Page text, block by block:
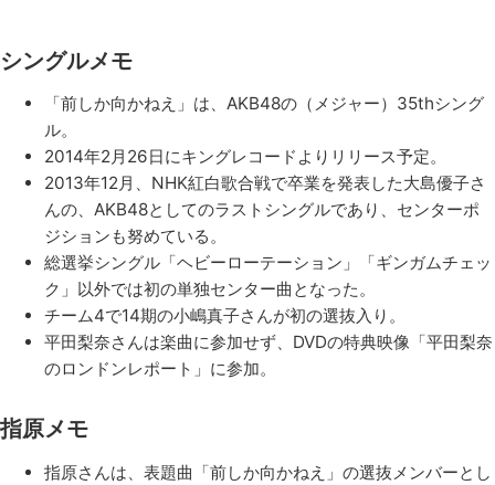
シングルメモ
「前しか向かねえ」は、AKB48の（メジャー）35thシング
ル。
2014年2月26日にキングレコードよりリリース予定。
2013年12月、NHK紅白歌合戦で卒業を発表した大島優子さ
んの、AKB48としてのラストシングルであり、センターポ
ジションも努めている。
総選挙シングル「ヘビーローテーション」「ギンガムチェッ
ク」以外では初の単独センター曲となった。
チーム4で14期の小嶋真子さんが初の選抜入り。
平田梨奈さんは楽曲に参加せず、DVDの特典映像「平田梨奈
のロンドンレポート」に参加。
指原メモ
指原さんは、表題曲「前しか向かねえ」の選抜メンバーとし